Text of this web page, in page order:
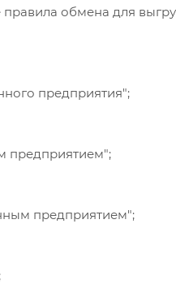
обмена для
предприятия";
предприятием";
предприятием";